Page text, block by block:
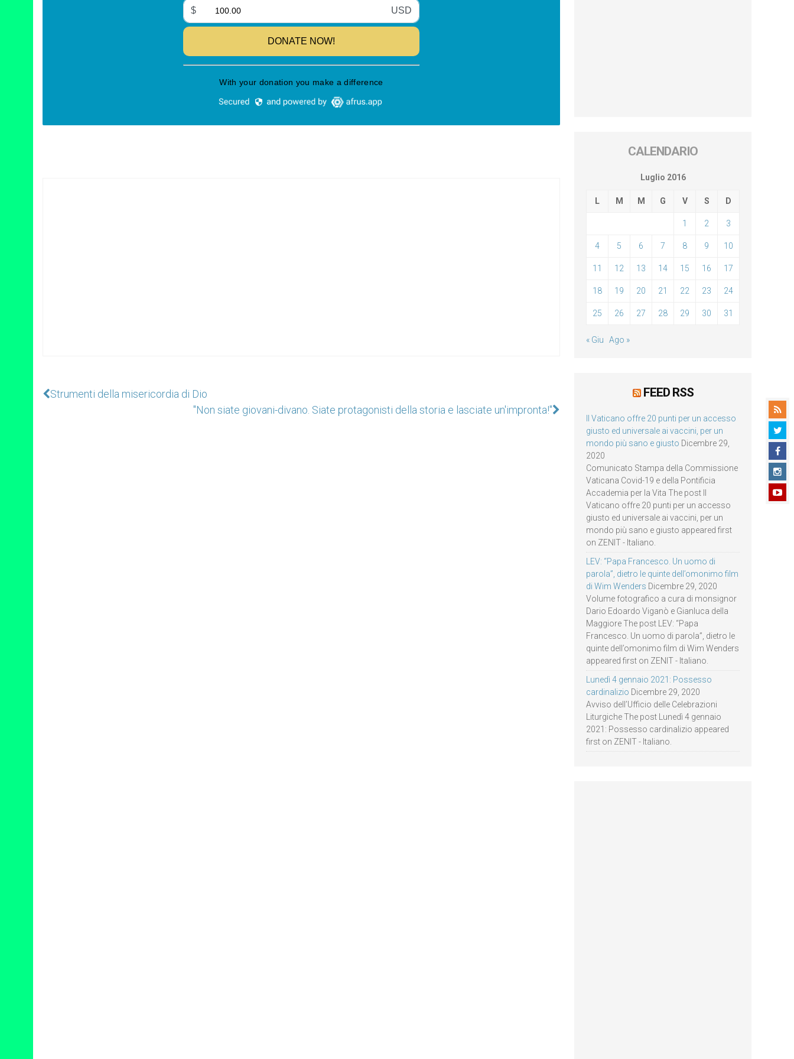
Strumenti della misericordia di Dio
"Non siate giovani-divano. Siate protagonisti della storia e lasciate un'impronta!"
CALENDARIO
Luglio 2016
L M M G V S D
1 2 3
4 5 6 7 8 9 10
11 12 13 14 15 16 17
18 19 20 21 22 23 24
25 26 27 28 29 30 31
« Giu Ago »
FEED RSS
Il Vaticano offre 20 punti per un accesso
giusto ed universale ai vaccini, per un
mondo più sano e giusto Dicembre 29,
2020
Comunicato Stampa della Commissione
Vaticana Covid-19 e della Pontificia
Accademia per la Vita The post Il
Vaticano offre 20 punti per un accesso
giusto ed universale ai vaccini, per un
mondo più sano e giusto appeared first
on ZENIT - Italiano.
LEV: “Papa Francesco. Un uomo di
parola”, dietro le quinte dell’omonimo film
di Wim Wenders Dicembre 29, 2020
Volume fotografico a cura di monsignor
Dario Edoardo Viganò e Gianluca della
Maggiore The post LEV: “Papa
Francesco. Un uomo di parola”, dietro le
quinte dell’omonimo film di Wim Wenders
appeared first on ZENIT - Italiano.
Lunedì 4 gennaio 2021: Possesso
cardinalizio Dicembre 29, 2020
Avviso dell’Ufficio delle Celebrazioni
Liturgiche The post Lunedì 4 gennaio
2021: Possesso cardinalizio appeared
first on ZENIT - Italiano.